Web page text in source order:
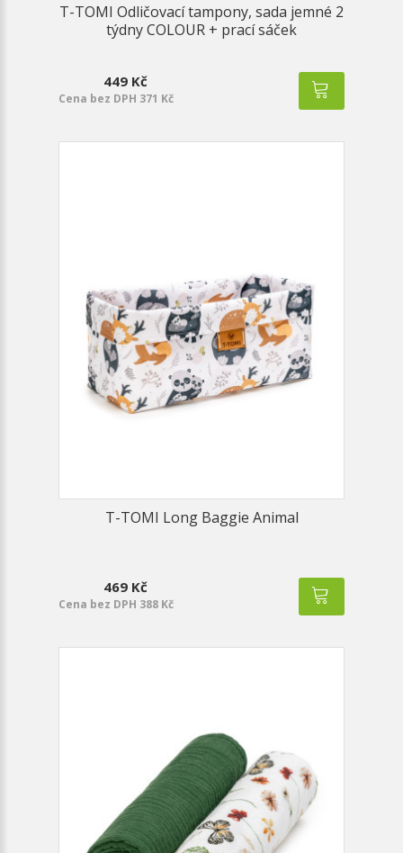
T-TOMI Odličovací tampony, sada jemné 2
týdny COLOUR + prací sáček
449 Kč
Cena bez DPH 371 Kč
T-TOMI Long Baggie Animal
469 Kč
Cena bez DPH 388 Kč